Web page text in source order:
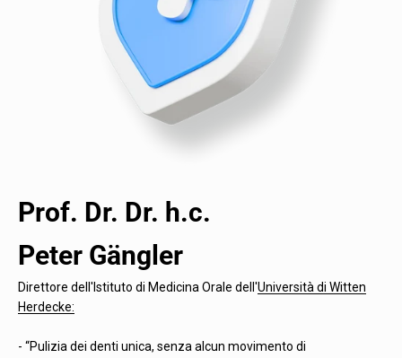
Prof. Dr. Dr. h.c.
Peter Gängler
Direttore dell'Istituto di Medicina Orale dell'Università di Witten
Herdecke:
- “Pulizia dei denti unica, senza alcun movimento di